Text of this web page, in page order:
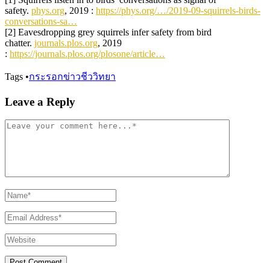
safety. phys.org, 2019 : https://phys.org/…/2019-09-squirrels-birds-
conversations-sa…
[2] Eavesdropping grey squirrels infer safety from bird
chatter. journals.plos.org, 2019
: https://journals.plos.org/plosone/article…
Tags •กระรอกข่าวชีววิทยา
Leave a Reply